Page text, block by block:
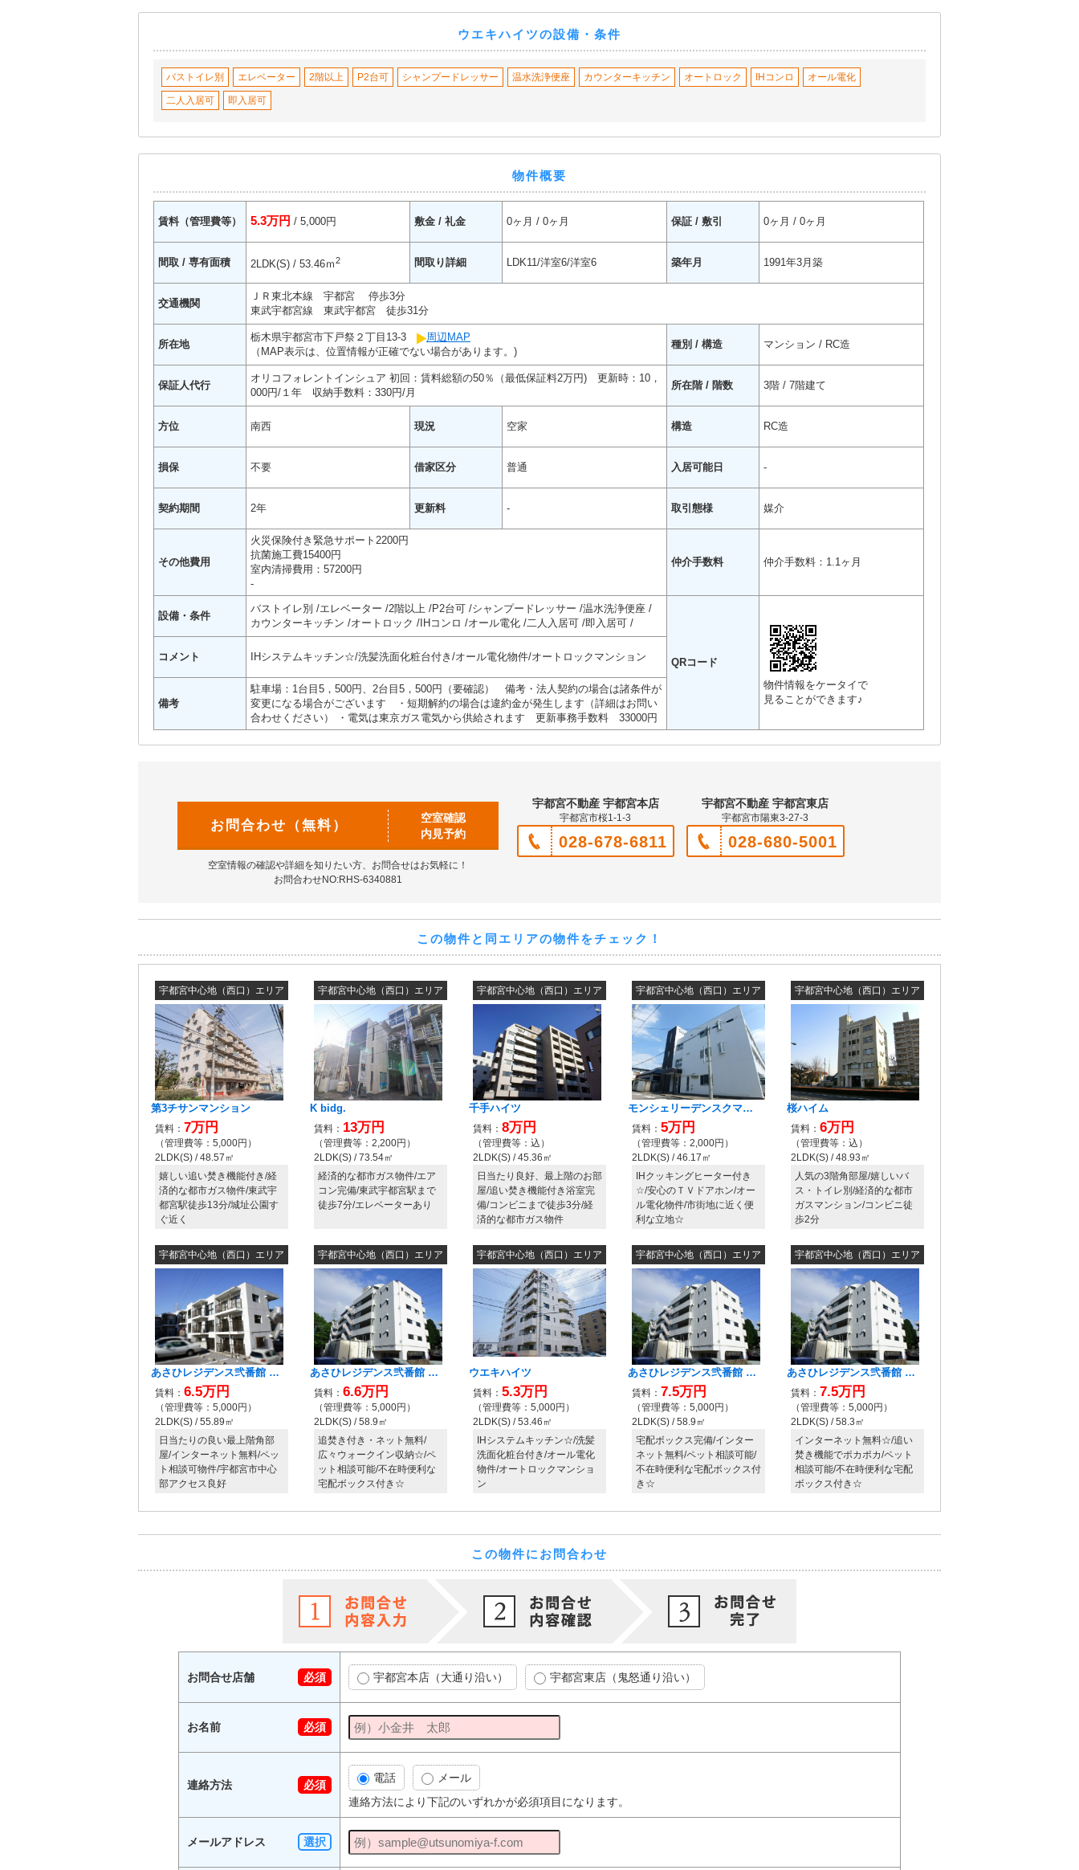
ウエキハイツの設備・条件
バストイレ別 エレベーター 2階以上 P2台可 シャンプードレッサー 温水洗浄便座 カウンターキッチン オートロック IHコンロ オール電化
二人入居可 即入居可
物件概要
賃料（管理費等） 5.3万円 / 5,000円 敷金 / 礼金 0ヶ月 / 0ヶ月 保証 / 敷引 0ヶ月 / 0ヶ月
間取 / 専有面積 2LDK(S) / 53.46ｍ2 間取り詳細 LDK11/洋室6/洋室6 築年月 1991年3月築
交通機関
ＪＲ東北本線 宇都宮 停歩3分
東武宇都宮線 東武宇都宮 徒歩31分
所在地
栃木県宇都宮市下戸祭２丁目13-3
周辺MAP
（MAP表示は、位置情報が正確でない場合があります。)
種別 / 構造 マンション / RC造
保証人代行
オリコフォレントインシュア 初回：賃料総額の50％（最低保証料2万円) 更新時：10，
000円/１年 収納手数料：330円/月
所在階 / 階数 3階 / 7階建て
方位 南西 現況 空家 構造 RC造
損保 不要 借家区分 普通 入居可能日 -
契約期間 2年 更新料 - 取引態様 媒介
その他費用
火災保険付き緊急サポート2200円
抗菌施工費15400円
室内清掃費用：57200円
-
仲介手数料 仲介手数料：1.1ヶ月
設備・条件
バストイレ別 エレベーター 2階以上 P2台可 シャンプードレッサー 温水洗浄便座
カウンターキッチン
オートロック IHコンロ オール電化 二人入居可 即入居可
QRコード
物件情報をケータイで
見ることができます♪
コメント IHシステムキッチン☆/洗髪洗面化粧台付き/オール電化物件/オートロックマンション
備考
駐車場：1台目5，500円、2台目5，500円（要確認） 備考・法人契約の場合は諸条件が
変更になる場合がございます ・短期解約の場合は違約金が発生します（詳細はお問い
合わせください） ・電気は東京ガス電気から供給されます 更新事務手数料 33000円
お問合わせ（無料）
空室確認
内見予約
空室情報の確認や詳細を知りたい方、お問合せはお気軽に！
お問合わせNO:RHS-6340881
宇都宮不動産 宇都宮本店
宇都宮市桜1-1-3
028-678-6811
宇都宮不動産 宇都宮東店
宇都宮市陽東3-27-3
028-680-5001
この物件と同エリアの物件をチェック！
この物件にお問合わせ
お問合せ店舗 必須 宇都宮本店（大通り沿い） 宇都宮東店（鬼怒通り沿い）
お名前 必須
連絡方法 必須
電話
メール
連絡方法により下記のいずれかが必須項目になります。
メールアドレス 選択